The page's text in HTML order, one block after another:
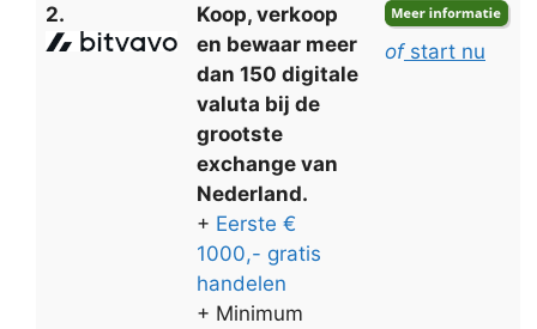
2.
Koop, verkoop
en bewaar meer
dan 150 digitale
valuta bij de
grootste
exchange van
Nederland.
+ Eerste €
1000,- gratis
handelen
+ Minimum
ofstart nu